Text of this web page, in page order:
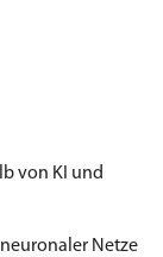
von KI und
Netze